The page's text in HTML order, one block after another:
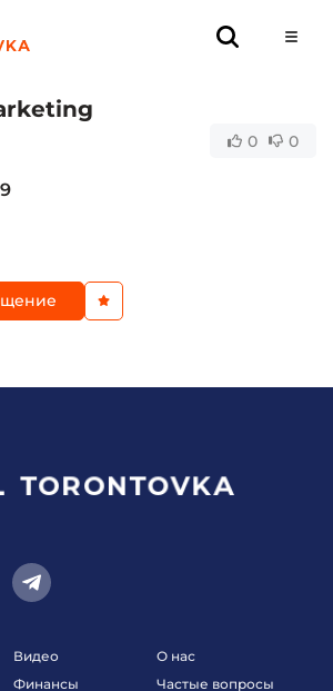
0 0
Видео
Финансы
О нас
Частые вопросы